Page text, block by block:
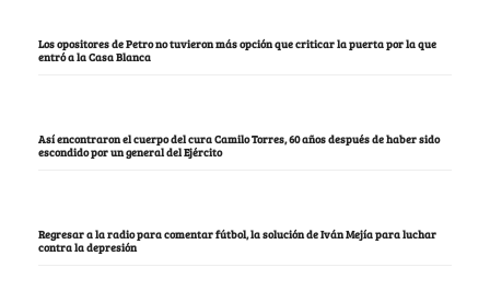
Los opositores de Petro no tuvieron más opción que criticar la puerta por la que
entró a la Casa Blanca
Así encontraron el cuerpo del cura Camilo Torres, 60 años después de haber sido
escondido por un general del Ejército
Regresar a la radio para comentar fútbol, la solución de Iván Mejía para luchar
contra la depresión